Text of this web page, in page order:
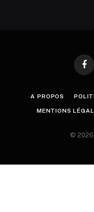
A PROPOS
MENTIONS
© 2026